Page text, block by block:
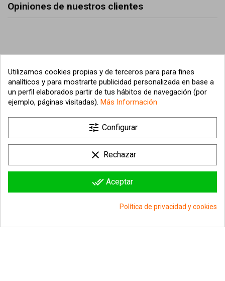
Opiniones de nuestros clientes
Información sobre la tienda 
Utilizamos cookies propias y de terceros para para fines
analíticos y para mostrarte publicidad personalizada en base a
un perfil elaborados partir de tus hábitos de navegación (por
ejemplo, páginas visitadas). Más Información
tune Configurar
clear Rechazar
done_all Aceptar
Política de privacidad y cookies